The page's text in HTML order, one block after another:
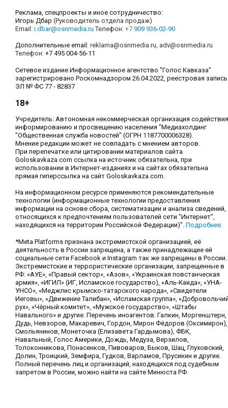
Реклама, спецпроекты и иное сотрудничество:
Игорь Дбар (Руководитель отдела продаж)
Email: i.dbar@osnmedia.ru Телефон: +7 909 936-02-90
Дополнительные email: reklama@osnmedia.ru adv@osnmedia.ru
Телефон: +7 495 004-56-11
Сетевое издание Информационное агентство "Голос Кавказа"
зарегистрировано Роскомнадзором 26.04.2022, реестровая запись
ЭЛ № ФС 77 - 82837
18+
Учредитель: Автономная некоммерческая организация содействия
информированию и просвещению населения "Медиахолдинг
"Общественная служба новостей" (ОГРН 1187700006328).
Мнение редакции может не совпадать с мнением авторов.
При перепечатке или цитировании материалов сайта
Goloskavkaza.com ссылка на источник обязательна, при
использовании в Интернет-изданиях и на сайтах обязательна
прямая гиперссылка на сайт Goloskavkaza.com.
На информационном ресурсе применяются рекомендательные
технологии (информационные технологии предоставления
информации на основе сбора, систематизации и анализа сведений,
относящихся к предпочтениям пользователей сети "Интернет",
находящихся на территории Российской Федерации)". Подробнее
*Meta Platforms признана экстремистской организацией, её
деятельность в России запрещена, а также принадлежащие ей
социальные сети Facebook и Instagram так же запрещены в России.
Экстремистские и террористические организации, запрещенные в
РФ: «АУЕ», «Правый сектор», «Азов», «Украинская повстанческая
армия», «ИГИЛ» (ИГ, Исламское государство), «Аль-Каида», «УНА-
УНСО», «Меджлис крымско-татарского народа», «Свидетели
Иеговы», «Движение Талибан», «Исламская группа»,
рух», «Чёрный комитет», «Мужское государство», «Штабы
Навального» и другие. Перечень иноагентов: Галкин, Моргенштерн,
Дудь, Невзоров, Макаревич, Гордон, Мирон Фёдоров (Оксимирон),
Смольянинов, Монеточка (Елизавета Гардымова), ФБК,
Навальный, Голос Америки, Дождь, Медуза, Верзилов,
Толоконникова, Понасенков, Пивоваров, Быков, Шац, Глуховский,
Долин, Троицкий, Земфира, Гудков, Варламов, Прусикин и другие.
Полный перечень лиц и организаций, находящихся под судебным
запретом в России, можно найти на сайте Минюста РФ.